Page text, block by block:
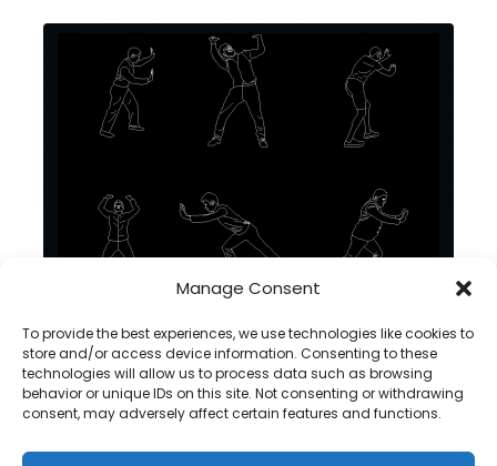
Manage Consent
To provide the best experiences, we use technologies like cookies to
store and/or access device information. Consenting to these
technologies will allow us to process data such as browsing
behavior or unique IDs on this site. Not consenting or withdrawing
consent, may adversely affect certain features and functions.